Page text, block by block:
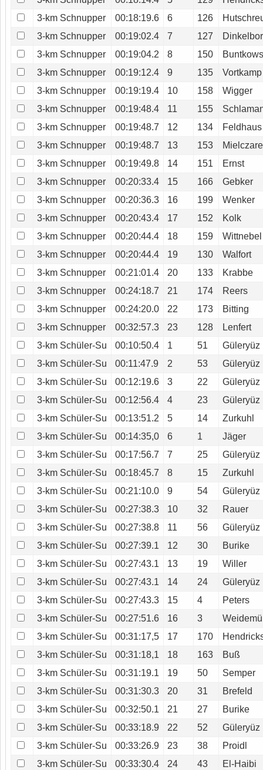
3-km Schnupper
00:18:19.6 6 126
3-km Schnupper
00:19:02.4 7 127
3-km Schnupper
00:19:04.2 8 150
3-km Schnupper
00:19:12.4 9 135
Vortkamp
3-km Schnupper
00:19:19.4 10 158
Wigger
3-km Schnupper
00:19:48.4 11 155
3-km Schnupper
00:19:48.7 12 134
Feldhaus
3-km Schnupper
00:19:48.7 13 153
3-km Schnupper
00:19:49.8 14 151
Ernst
3-km Schnupper
00:20:33.4 15 166
Gebker
3-km Schnupper
00:20:36.3 16 199
Wenker
3-km Schnupper
00:20:43.4 17 152
Kolk
3-km Schnupper
00:20:44.4 18 159
Wittnebel
3-km Schnupper
00:20:44.4 19 130
Walfort
3-km Schnupper
00:21:01.4 20 133
Krabbe
3-km Schnupper
00:24:18.7 21 174
Reers
3-km Schnupper
00:24:20.0 22 173
Bitting
3-km Schnupper
00:32:57.3 23 128
Lenfert
3-km Schüler-Su
00:10:50.4 1 51
Güleryüz
3-km Schüler-Su
00:11:47.9 2 53
Güleryüz
3-km Schüler-Su
00:12:19.6 3 22
Güleryüz
3-km Schüler-Su
00:12:56.4 4 23
Güleryüz
3-km Schüler-Su
00:13:51.2 5 14
Zurkuhl
3-km Schüler-Su
00:14:35,0 6 1
Jäger
3-km Schüler-Su
00:17:56.7 7 25
Güleryüz
3-km Schüler-Su
00:18:45.7 8 15
Zurkuhl
3-km Schüler-Su
00:21:10.0 9 54
Güleryüz
3-km Schüler-Su
00:27:38.3 10 32
Rauer
3-km Schüler-Su
00:27:38.8 11 56
Güleryüz
3-km Schüler-Su
00:27:39.1 12 30
Burike
3-km Schüler-Su
00:27:43.1 13 19
Willer
3-km Schüler-Su
00:27:43.1 14 24
Güleryüz
3-km Schüler-Su
00:27:43.3 15 4
Peters
3-km Schüler-Su
00:27:51.6 16 3
3-km Schüler-Su
00:31:17,5 17 170
3-km Schüler-Su
00:31:18,1 18 163
Buß
3-km Schüler-Su
00:31:19.1 19 50
Semper
3-km Schüler-Su
00:31:30.3 20 31
Brefeld
3-km Schüler-Su
00:32:50.1 21 27
Burike
3-km Schüler-Su
00:33:18.9 22 52
Güleryüz
3-km Schüler-Su
00:33:26.9 23 38
Proidl
3-km Schüler-Su
00:33:30.4 24 43
El-Haibi